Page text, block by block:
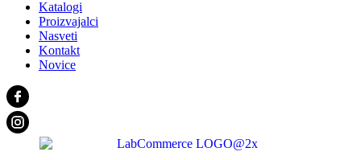
Katalogi
Proizvajalci
Nasveti
Kontakt
Novice